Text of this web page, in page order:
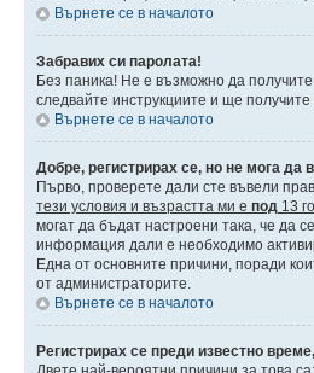
Върнете се в началото
Забравих си паролата!
Без паника! Не е възможно да
следвайте инструкциите и ще
Върнете се в началото
Добре, регистрирах се, но не мога да
Първо, проверете дали сте въвели
тези условия и възрастта ми е под 13
могат да бъдат настроени така, че да
информация дали е необходимо
Една от основните причини, поради
от администраторите.
Върнете се в началото
Регистрирах се преди известно